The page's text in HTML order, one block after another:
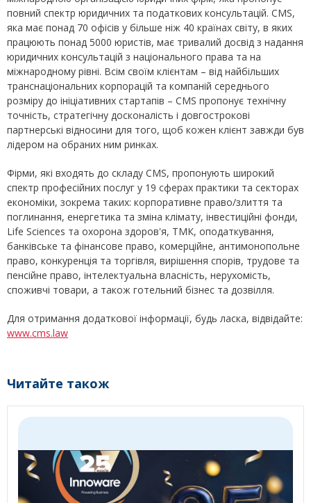
повний спектр юридичних та податкових консультацій. CMS,
яка має понад 70 офісів у більше ніж 40 країнах світу, в яких
працюють понад 5000 юристів, має тривалий досвід з надання
юридичних консультацій з національного права та на
міжнародному рівні. Всім своїм клієнтам – від найбільших
транснаціональних корпорацій та компаній середнього
розміру до ініціативних стартапів – CMS пропонує технічну
точність, стратегічну досконалість і довгострокові
партнерські відносини для того, щоб кожен клієнт завжди був
лідером на обраних ним ринках.
Фірми, які входять до складу CMS, пропонують широкий
спектр професійних послуг у 19 сферах практики та секторах
економіки, зокрема таких: корпоративне право/злиття та
поглинання, енергетика та зміна клімату, інвестиційні фонди,
Life Sciences та охорона здоров'я, ТМК, оподаткування,
банківське та фінансове право, комерційне, антимонопольне
право, конкуренція та торгівля, вирішення спорів, трудове та
пенсійне право, інтелектуальна власність, нерухомість,
споживчі товари, а також готельний бізнес та дозвілля.
Для отримання додаткової інформації, будь ласка, відвідайте:
www.cms.law
Читайте також